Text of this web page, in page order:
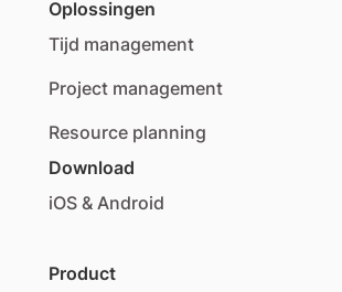
Oplossingen
Tijd management
Project management
Resource planning
Download
iOS & Android
Product